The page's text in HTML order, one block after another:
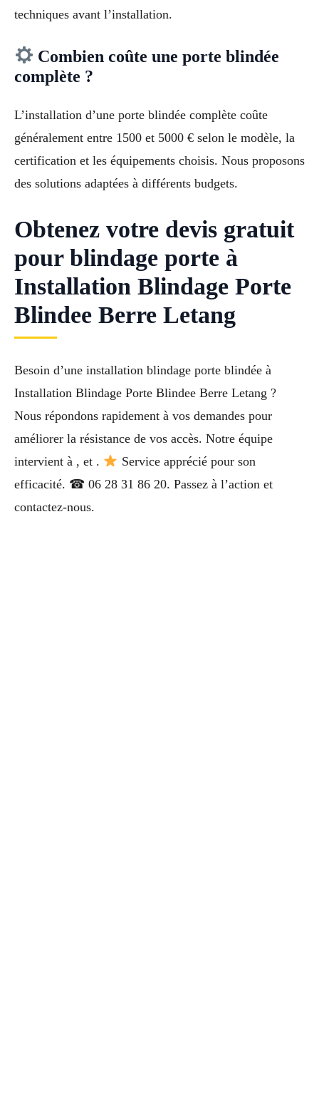
techniques avant l’installation.
Combien coûte une porte blindée
complète ?
L’installation d’une porte blindée complète coûte
généralement entre 1500 et 5000 € selon le modèle, la
certification et les équipements choisis. Nous proposons
des solutions adaptées à différents budgets.
Obtenez votre devis gratuit
pour blindage porte à
Installation Blindage Porte
Blindee Berre Letang
Besoin d’une installation blindage porte blindée à
Installation Blindage Porte Blindee Berre Letang ?
Nous répondons rapidement à vos demandes pour
améliorer la résistance de vos accès. Notre équipe
intervient à , et .
Service apprécié pour son
efficacité. ☎ 06 28 31 86 20. Passez à l’action et
contactez-nous.